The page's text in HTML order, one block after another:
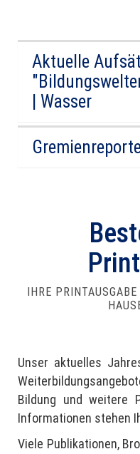
Aktuelle
| Wasser
IHRE
Unser aktuelles
Bildung und weitere
Informationen stehen
Viele Publikationen,